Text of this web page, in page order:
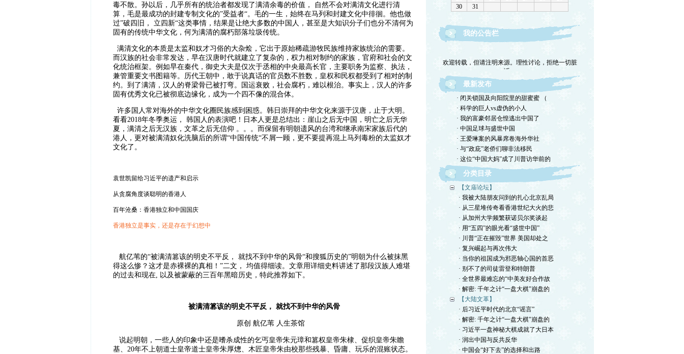
毒不散。孙以后，几乎所有的统治者都发现了满清余毒的价值， 自然不会对满清文化进行清
算，毛是最成功的封建专制文化的”受益者“。毛的一生，始终在马列和封建文化中徘徊。他也做
过”破四旧， 立四新“这类事情，结果是让绝大多数的中国人，甚至是大知识分子们也分不清何为
固有的传统中华文化，何为满清的腐朽部落垃圾传统。
满清文化的本质是太监和奴才习俗的大杂烩，它出于原始稀疏游牧民族维持家族统治的需要。
而汉族的社会非常发达，早在汉唐时代就建立了复杂的，权力相对制约的家族，官府和社会的文
化统治框架。例如早在秦代，御史大夫是仅次于丞相的中央最高长官，主要职务为监察、执法，
兼管重要文书图籍等。历代王朝中，敢于说真话的官员数不胜数，皇权和民权都受到了相对的制
约。到了满清，汉人的脊梁骨已被打弯。国运衰败，社会腐朽，难以根治。事实上，汉人的许多
固有优秀文化已被彻底边缘化，成为一个四不像的混合体。
许多国人常对海外的中华文化圈民族感到困惑。韩日崇拜的中华文化来源于汉唐，止于大明。
看看2018年冬季奥运， 韩国人的表演吧！日本人更是总结出：崖山之后无中国，明亡之后无华
夏，满清之后无汉族，文革之后无信仰 。。。而保留有明朝遗风的台湾和继承南宋家族后代的
港人，更对被满清奴化洗脑后的所谓“中国传统“不屑一顾，更不要提再混上马列毒粉的太监奴才
文化了。
袁世凯留给习近平的遗产和启示
从贪腐角度谈聪明的香港人
百年沧桑：香港独立和中国国庆
香港独立是事实，还是存在于幻想中
航亿苇的“被满清篡该的明史不平反， 就找不到中华的风骨“和搜狐历史的”明朝为什么被抹黑
得这么惨？这才是赤裸裸的真相！”二文， 均值得细读。文章用详细史料讲述了那段汉族人难堪
的过去和现在, 以及被蒙蔽的三百年黑暗历史，特此推荐如下。
被满清篡该的明史不平反， 就找不到中华的风骨
原创 航亿苇 人生茶馆
说起明朝，一些人的印象中还是嗜杀成性的乞丐皇帝朱元璋和篡权皇帝朱棣、促织皇帝朱瞻
基、20年不上朝道士皇帝道士皇帝朱厚熜、木匠皇帝朱由校那些残暴、昏庸、玩乐的混账状态。
我的公告栏
话。
最新发布
· 闭关锁国及向阳院里的甜蜜蜜 （
· 科学的巨人vs虚伪的小人
· 我的富豪邻居仓惶逃出中国了
· 中国足球与盛世中国
· 王爱琳案的风暴席卷海外华社
· 与“政庇”老侨们聊非法移民
· 这位“中国大妈”成了川普访华前的
分类目录
【文庙论坛】
· 我被大陆朋友问到的扎心北京乱局
· 从三星堆传奇看香港世纪大火的悲
· 从加州大学频繁获诺贝尔奖谈起
· 用“五四”的眼光看“盛世中国”
· 川普“正在摧毁”世界 美国却处之
· 复兴崛起与再次伟大
· 当你的祖国成为邪恶轴心国的首恶
· 别不了的司徒雷登和特朗普
· 全世界最难忘的“中美友好合作故
· 解密: 千年之计“一盘大棋”崩盘的
【大陆文革】
· 后习近平时代的北京“谣言”
· 解密: 千年之计“一盘大棋”崩盘的
· 习近平一盘神秘大棋成就了大日本
· 润出中国与反共反华
· 中国会“好下去”的选择和出路